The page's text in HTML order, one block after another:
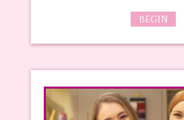
BEGIN